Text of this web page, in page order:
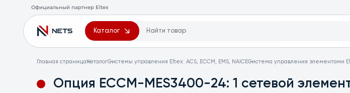
Официальный партнер Eltex
Каталог
Главная страницаКаталогСистемы управления Eltex: ACS, ECCM, EMS, NAICEСистема управления элементами
Опция ECCM-MES3400-24: 1 сетевой